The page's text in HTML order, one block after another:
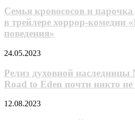
игроков
и
парочка
Дэмиэнов
Льюислв
трейлере
комедии
«Вампиры
лёгкого
поведения»
Семья кровососов и
в трейлере хоррор-комедии
поведения»
Релиз
наследницы
Mutant
Year
Road
24.05.2023
Релиз духовной наследницы
Road to Eden почти никто не
«Рагна
12.08.2023